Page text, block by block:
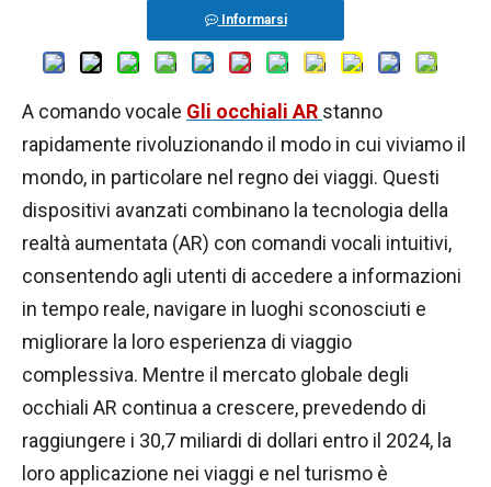
Informarsi
A comando vocale Gli occhiali AR stanno
rapidamente rivoluzionando il modo in cui viviamo il
mondo, in particolare nel regno dei viaggi. Questi
dispositivi avanzati combinano la tecnologia della
realtà aumentata (AR) con comandi vocali intuitivi,
consentendo agli utenti di accedere a informazioni
in tempo reale, navigare in luoghi sconosciuti e
migliorare la loro esperienza di viaggio
complessiva. Mentre il mercato globale degli
occhiali AR continua a crescere, prevedendo di
raggiungere i 30,7 miliardi di dollari entro il 2024, la
loro applicazione nei viaggi e nel turismo è